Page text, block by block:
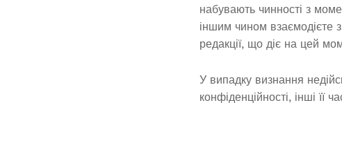
набувають чинності з
іншим чином взаємодієте
редакції, що діє на цей
У випадку визнання
конфіденційності, інші її